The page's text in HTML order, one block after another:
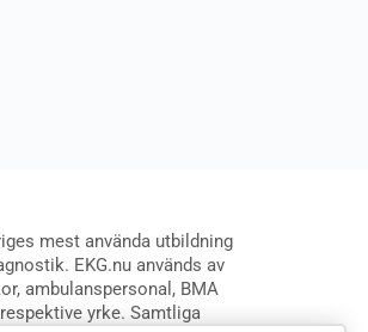
mest använda utbildning
EKG.nu används av
ambulanspersonal, BMA
yrke. Samtliga